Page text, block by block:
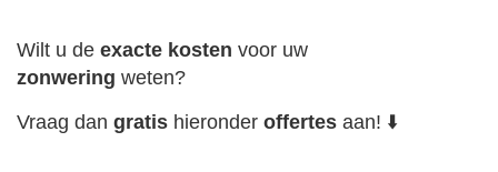
Wilt u de exacte kosten voor uw
zonwering weten?
Vraag dan gratis hieronder offertes aan! ⬇️